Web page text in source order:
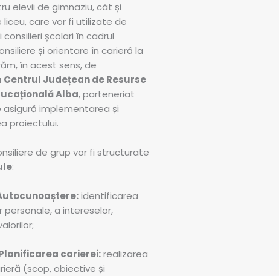
elevii de gimnaziu, cât și
liceu, care vor fi utilizate de
școlari în cadrul
și orientare în carieră la
în acest sens, de
Centrul Județean de Resurse
Alba, parteneriat
implementarea și
proiectului.
de grup vor fi structurate
:
identificarea
a intereselor,
carierei:realizarea
(scop, obiective și